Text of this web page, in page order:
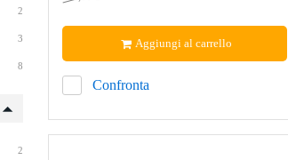
2
3
8
2
Confronta
Aggiungi al carrello